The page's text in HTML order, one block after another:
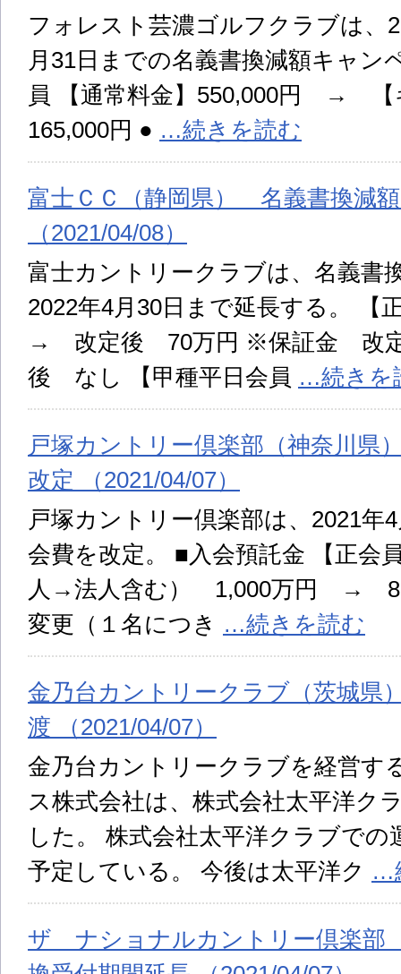
フォレスト芸濃ゴルフクラブは、
月31日までの名義書換減額キャン
員 【通常料金】550,000円 → 【
165,000円 ● …続きを読む
富士ＣＣ（静岡県） 名義書換減
（2021/04/08）
富士カントリークラブは、名義書
2022年4月30日まで延長する。
→ 改定後 70万円 ※保証金
後 なし 【甲種平日会員 …続きを
戸塚カントリー倶楽部（神奈川
改定 （2021/04/07）
戸塚カントリー倶楽部は、2021年
会費を改定。 ■入会預託金 【正会
人→法人含む） 1,000万円 →
変更（１名につき …続きを読む
金乃台カントリークラブ（茨城
渡 （2021/04/07）
金乃台カントリークラブを経営す
ス株式会社は、株式会社太平洋ク
した。 株式会社太平洋クラブでの
予定している。 今後は太平洋ク …
ザ ナショナルカントリー倶楽